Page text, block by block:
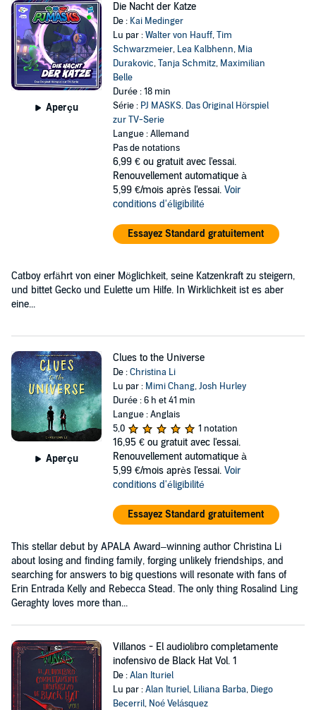
Aperçu
Die Nacht der Katze
De : Kai Medinger
Lu par :Walter von Hauff,Tim
Schwarzmeier, Lea Kalbhenn, Mia
Durakovic,Tanja Schmitz, Maximilian
Belle
Durée : 18 min
Série : PJ MASKS. Das Original Hörspiel
zur TV-Serie
Langue : Allemand
Pas de notations
6,99 € ou gratuit avec l'essai.
Renouvellement automatique à
5,99 €/mois après l'essai. Voir
conditions d'éligibilité
Essayez Standard gratuitement
Catboy erfährt von einer Möglichkeit, seine Katzenkraft zu steigern,
und bittet Gecko und Eulette um Hilfe. In Wirklichkeit ist es aber
eine...
Aperçu
Clues to the Universe
De :Christina Li
Lu par : Mimi Chang,Josh Hurley
Durée : 6 h et 41 min
Langue : Anglais
5,0
1 notation
16,95 € ou gratuit avec l'essai.
Renouvellement automatique à
5,99 €/mois après l'essai. Voir
conditions d'éligibilité
Essayez Standard gratuitement
This stellar debut by APALA Award–winning author Christina Li
about losing and finding family, forging unlikely friendships, and
searching for answers to big questions will resonate with fans of
Erin Entrada Kelly and Rebecca Stead. The only thing Rosalind Ling
Geraghty loves more than...
Villanos - El audiolibro completamente
inofensivo de Black Hat Vol. 1
De :Alan Ituriel
Lu par :Alan Ituriel, Liliana Barba, Diego
Becerril, Noé Velásquez